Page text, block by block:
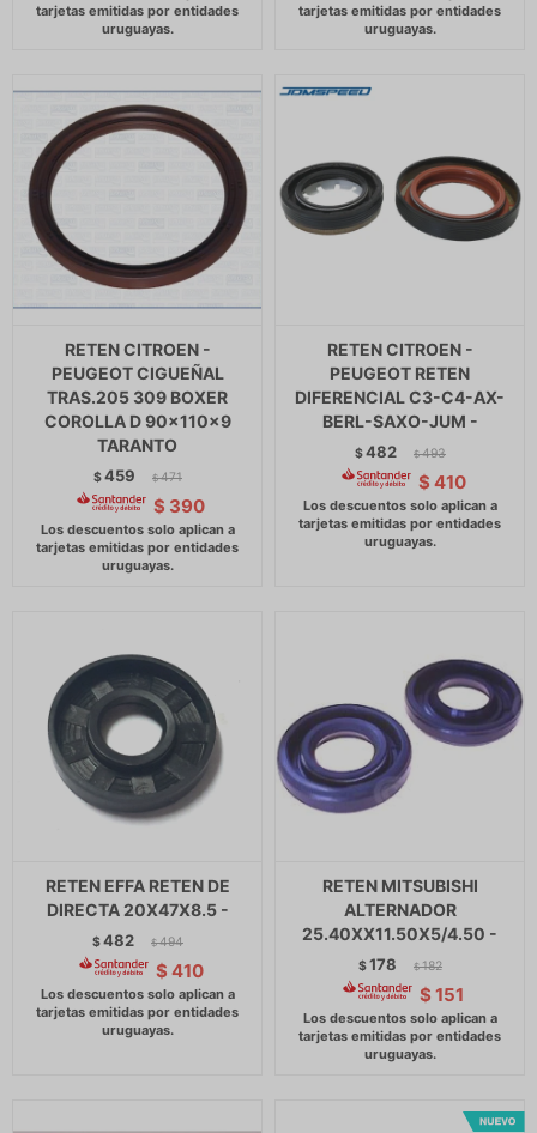
RETEN CITROEN -
PEUGEOT CIGUEÑAL
TRAS.205 309 BOXER
COROLLA D 90x110x9
TARANTO
$459 $ 471
$ 390
RETEN CITROEN -
PEUGEOT RETEN
DIFERENCIAL C3-C4-AX-
BERL-SAXO-JUM -
$482 $ 493
$ 410
RETEN EFFA RETEN DE
DIRECTA 20X47X8.5 -
$482 $ 494
$ 410
RETEN MITSUBISHI
ALTERNADOR
25.40XX11.50X5/4.50 -
$178 $ 182
$ 151